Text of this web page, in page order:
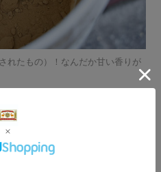
れたもの）！なんだか甘い香りが
維を傷めないこと」と三宅さ
きれいに落とすものの、どう
なる。それをカバーするため